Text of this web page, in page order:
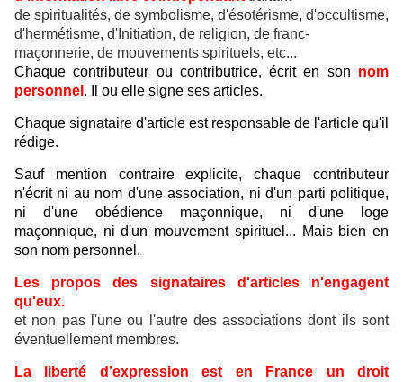
de spiritualités, de symbolisme, d'ésotérisme, d'occultisme,
d'hermétisme, d'Initiation, de religion, de franc-
maçonnerie, de mouvements spirituels, etc...
Chaque contributeur ou contributrice, écrit en son nom
personnel . Il ou elle signe ses articles.
Chaque signataire d'article est responsable de l'article qu'il
rédige.
Sauf mention contraire explicite, chaque contributeur
n'écrit ni au nom d'une association, ni d'un parti politique,
ni d'une obédience maçonnique, ni d'une loge
maçonnique, ni d'un mouvement spirituel... Mais bien en
son nom personnel.
Les propos des signataires d'articles n'engagent
qu'eux.
et non pas l'une ou l'autre des associations dont ils sont
éventuellement membres.
La liberté d’expression est en France un droit